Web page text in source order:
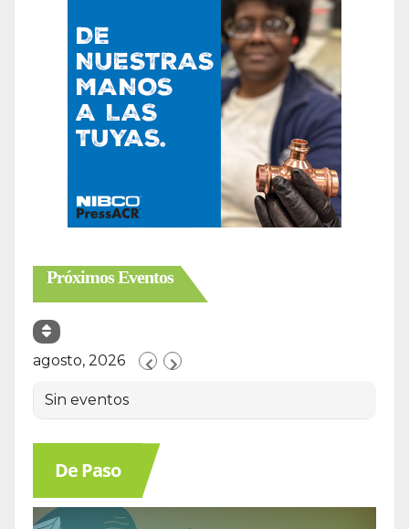
Próximos Eventos
agosto, 2026
Sin eventos
De Paso